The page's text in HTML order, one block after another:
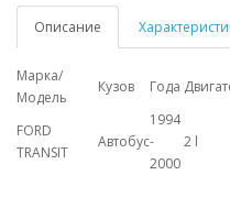
Описание
Марка/
Модель
Кузов Года
FORD
TRANSIT
Автобус
1994
-
2000
2 l